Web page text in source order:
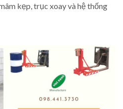
kẹp, trục xoay và hệ thống